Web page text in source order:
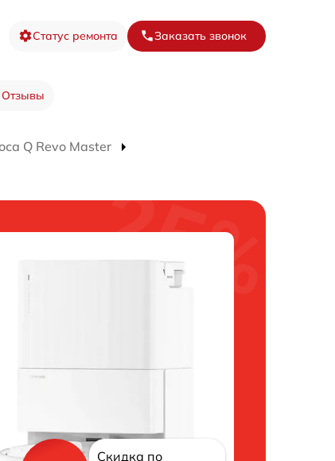
Статус ремонта Заказать звонок
Отзывы
Q Revo Master
Скидка по